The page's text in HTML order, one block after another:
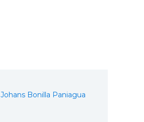
Johans Bonilla Paniagua